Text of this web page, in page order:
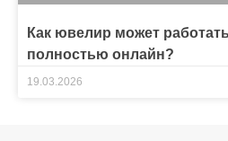
Как ювелир может
полностью онлайн?
19.03.2026